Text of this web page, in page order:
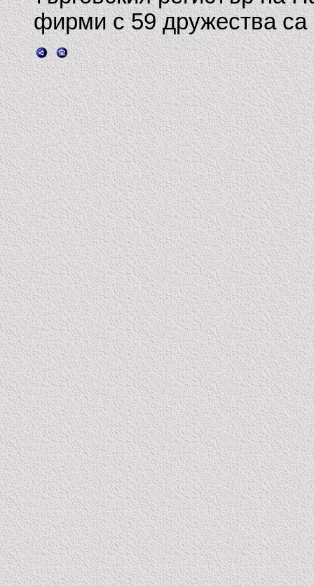
фирми с 59 дружества са